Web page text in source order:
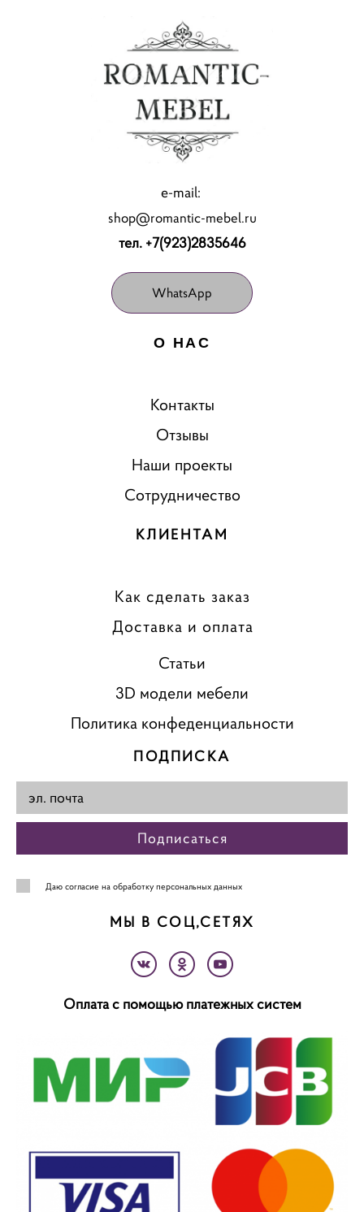
e-mail:
shop@romantic-mebel.ru
тел. +7(923)2835646
WhatsApp
О НАС
Контакты
Отзывы
Наши проекты
Сотрудничество
КЛИЕНТАМ
Как сделать заказ
Доставка и оплата
Статьи
3D модели мебели
Политика конфеденциальности
ПОДПИСКА
Подписаться
Даю согласие на обработку персональных данных
МЫ В СОЦ,СЕТЯХ
Оплата с помощью платежных систем